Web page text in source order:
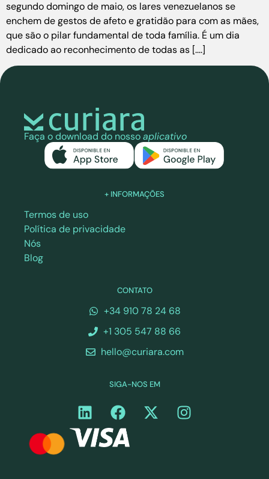
segundo domingo de maio, os lares venezuelanos se
enchem de gestos de afeto e gratidão para com as mães,
que são o pilar fundamental de toda família. É um dia
dedicado ao reconhecimento de todas as [....]
Faça o download do nossoaplicativo
+ INFORMAÇÕES
Termos de uso
Política de privacidade
Nós
Blog
CONTATO
+34 910 78 24 68
+1 305 547 88 66
hello@curiara.com
SIGA-NOS EM